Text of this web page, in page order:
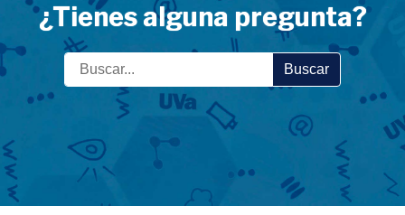
¿Tienes alguna pregunta?
Buscar